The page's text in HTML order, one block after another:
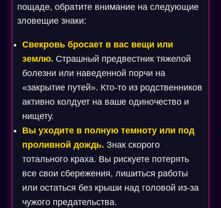
пощаде, обратите внимание на следующие
зловещие знаки:
Свекровь бросает в вас вещи или
землю. Страшный предвестник тяжелой
болезни или наведенной порчи на
«закрытие путей». Кто-то из родственников
активно колдует на ваше одиночество и
нищету.
Вы уходите в полную темноту или под
проливной дождь. Знак скорого
тотального краха. Вы рискуете потерять
все свои сбережения, лишиться работы
или остаться без крыши над головой из-за
чужого предательства.